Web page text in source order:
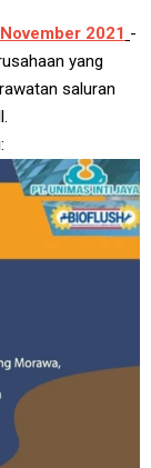
2021 -
yang
saluran